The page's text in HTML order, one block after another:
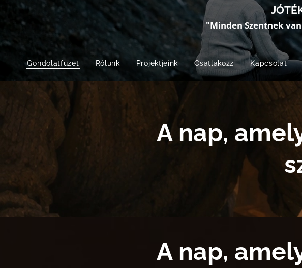
"Minden Szentnek
Gondolatfüzet Rólunk Projektjeink Csatlakozz Kapcsolat
A nap,
A nap,